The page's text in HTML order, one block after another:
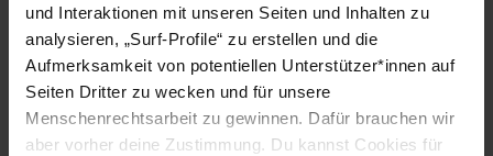
und Interaktionen mit unseren Seiten und Inhalten zu
analysieren, „Surf-Profile“ zu erstellen und die
Aufmerksamkeit von potentiellen Unterstützer*innen auf
Seiten Dritter zu wecken und für unsere
Menschenrechtsarbeit zu gewinnen. Dafür brauchen wir
aber vorher deine Zustimmung. Du kannst Cookies für
3 Kaplan Street
PO Box 187
Kiryat Ben-Gurion
Hakirya
Jerusalem 91950
Israel